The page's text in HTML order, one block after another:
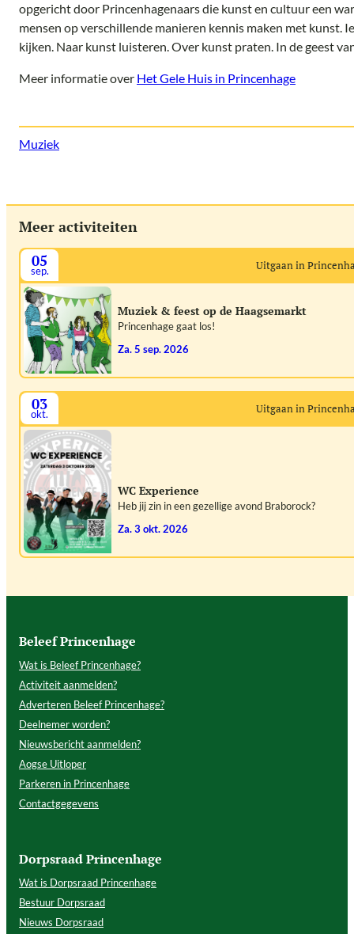
opgericht door Princenhagenaars die kunst en cultuur een
mensen op verschillende manieren kennis maken met kunst.
kijken. Naar kunst luisteren. Over kunst praten. In de geest
Meer informatie over Het Gele Huis in Princenhage
Muziek
Meer activiteiten
05
sep. Uitgaan in
Muziek & feest op de Haagsemarkt
Princenhage gaat los!
za. 5 sep. 2026
03
okt. Uitgaan in
WC Experience
Heb jij zin in een gezellige avond Braborock?
za. 3 okt. 2026
Beleef Princenhage
Wat is Beleef Princenhage?
Activiteit aanmelden?
Adverteren Beleef Princenhage?
Deelnemer worden?
Nieuwsbericht aanmelden?
Aogse Uitloper
Parkeren in Princenhage
Contactgegevens
Dorpsraad Princenhage
Wat is Dorpsraad Princenhage
Bestuur Dorpsraad
Nieuws Dorpsraad